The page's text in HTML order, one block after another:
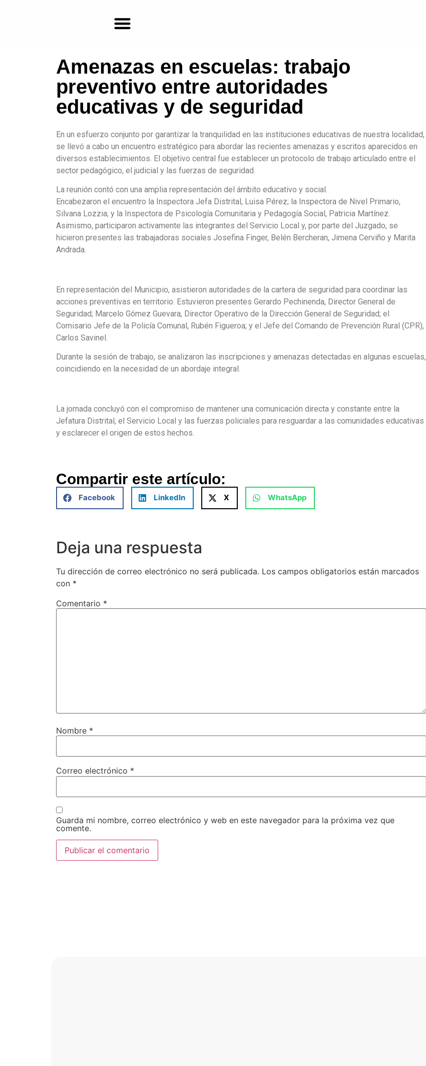
Amenazas en escuelas: trabajo
preventivo entre autoridades
educativas y de seguridad
En un esfuerzo conjunto por garantizar la tranquilidad en las instituciones educativas de nuestra localidad,
se llevó a cabo un encuentro estratégico para abordar las recientes amenazas y escritos aparecidos en
diversos establecimientos. El objetivo central fue establecer un protocolo de trabajo articulado entre el
sector pedagógico, el judicial y las fuerzas de seguridad.
La reunión contó con una amplia representación del ámbito educativo y social.
Encabezaron el encuentro la Inspectora Jefa Distrital, Luisa Pérez; la Inspectora de Nivel Primario,
Silvana Lozzia; y la Inspectora de Psicología Comunitaria y Pedagogía Social, Patricia Martínez.
Asimismo, participaron activamente las integrantes del Servicio Local y, por parte del Juzgado, se
hicieron presentes las trabajadoras sociales Josefina Finger, Belén Bercheran, Jimena Cerviño y Marita
Andrada.
En representación del Municipio, asistieron autoridades de la cartera de seguridad para coordinar las
acciones preventivas en territorio. Estuvieron presentes Gerardo Pechinenda, Director General de
Seguridad; Marcelo Gómez Guevara, Director Operativo de la Dirección General de Seguridad; el
Comisario Jefe de la Policía Comunal, Rubén Figueroa; y el Jefe del Comando de Prevención Rural (CPR),
Carlos Savinel.
Durante la sesión de trabajo, se analizaron las inscripciones y amenazas detectadas en algunas escuelas,
coincidiendo en la necesidad de un abordaje integral.
La jornada concluyó con el compromiso de mantener una comunicación directa y constante entre la
Jefatura Distrital, el Servicio Local y las fuerzas policiales para resguardar a las comunidades educativas
y esclarecer el origen de estos hechos.
Compartir este artículo:
Facebook LinkedIn X WhatsApp
Deja una respuesta
Tu dirección de correo electrónico no será publicada. Los campos obligatorios están marcados
con *
Comentario *
Nombre *
Correo electrónico *
Guarda mi nombre, correo electrónico y web en este navegador para la próxima vez que
comente.